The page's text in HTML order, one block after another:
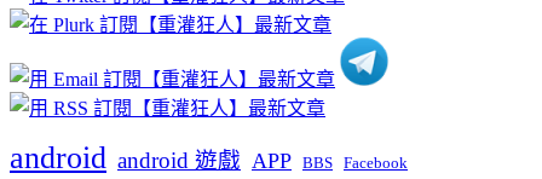
類
android android 遊戲 APP BBS Facebook